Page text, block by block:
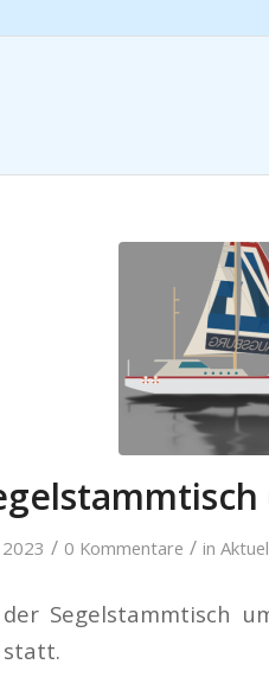
/ 0 Kommentare / in
Segelstammtisch